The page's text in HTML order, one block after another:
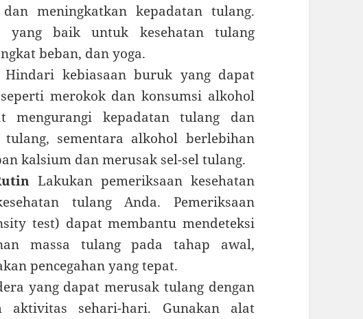
meningkatkan kepadatan tulang.
yang baik untuk kesehatan tulang
beban, dan yoga.
Hindari kebiasaan buruk yang dapat
merokok dan konsumsi alkohol
mengurangi kepadatan tulang dan
sementara alkohol berlebihan
kalsium dan merusak sel-sel tulang.
Lakukan pemeriksaan kesehatan
tulang Anda. Pemeriksaan
test) dapat membantu mendeteksi
massa tulang pada tahap awal,
pencegahan yang tepat.
yang dapat merusak tulang dengan
aktivitas sehari-hari. Gunakan alat